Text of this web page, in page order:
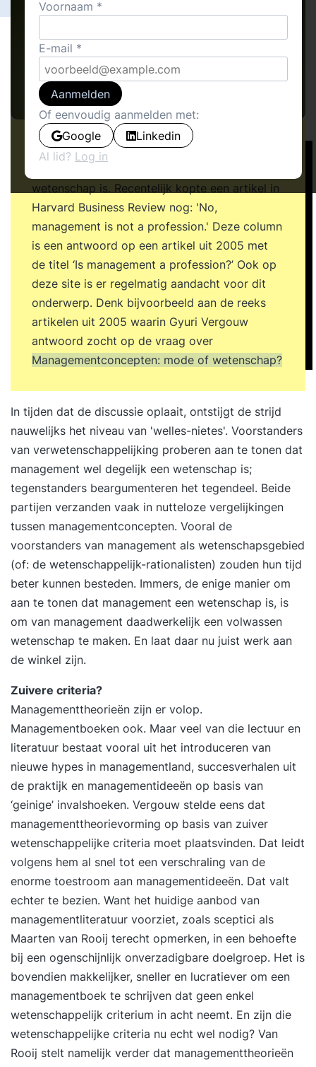
Periodiek laait de discussie op over de vraag
wetenschap is. Recentelijk kopte een artikel in
Harvard Business Review nog: 'No,
management is not a profession.' Deze column
is een antwoord op een artikel uit 2005 met
de titel ‘Is management a profession?’ Ook op
deze site is er regelmatig aandacht voor dit
onderwerp. Denk bijvoorbeeld aan de reeks
artikelen uit 2005 waarin Gyuri Vergouw
antwoord zocht op de vraag over
Managementconcepten: mode of wetenschap?
In tijden dat de discussie oplaait, ontstijgt de strijd
nauwelijks het niveau van 'welles-nietes'. Voorstanders
van verwetenschappelijking proberen aan te tonen dat
management wel degelijk een wetenschap is;
tegenstanders beargumenteren het tegendeel. Beide
partijen verzanden vaak in nutteloze vergelijkingen
tussen managementconcepten. Vooral de
voorstanders van management als wetenschapsgebied
(of: de wetenschappelijk-rationalisten) zouden hun tijd
beter kunnen besteden. Immers, de enige manier om
aan te tonen dat management een wetenschap is, is
om van management daadwerkelijk een volwassen
wetenschap te maken. En laat daar nu juist werk aan
de winkel zijn.
Zuivere criteria?
Managementtheorieën zijn er volop.
Managementboeken ook. Maar veel van die lectuur en
literatuur bestaat vooral uit het introduceren van
nieuwe hypes in managementland, succesverhalen uit
de praktijk en managementideeën op basis van
‘geinige’ invalshoeken. Vergouw stelde eens dat
managementtheorievorming op basis van zuiver
wetenschappelijke criteria moet plaatsvinden. Dat leidt
volgens hem al snel tot een verschraling van de
enorme toestroom aan managementideeën. Dat valt
echter te bezien. Want het huidige aanbod van
managementliteratuur voorziet, zoals sceptici als
Maarten van Rooij terecht opmerken, in een behoefte
bij een ogenschijnlijk onverzadigbare doelgroep. Het is
bovendien makkelijker, sneller en lucratiever om een
managementboek te schrijven dat geen enkel
wetenschappelijk criterium in acht neemt. En zijn die
wetenschappelijke criteria nu echt wel nodig? Van
Rooij stelt namelijk verder dat managementtheorieën
Voornaam
E-mail
Aanmelden
Of eenvoudig aanmelden met:
Google
Linkedin
Al lid? Log in